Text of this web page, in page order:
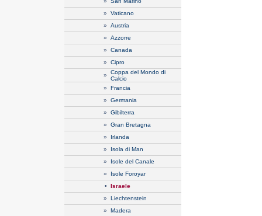
» Vaticano
» Austria
» Azzorre
» Canada
» Cipro
» Coppa del Mondo di
Calcio
» Francia
» Germania
» Gibilterra
» Gran Bretagna
» Irlanda
» Isola di Man
» Isole del Canale
» Isole Foroyar
• Israele
» Liechtenstein
» Madera